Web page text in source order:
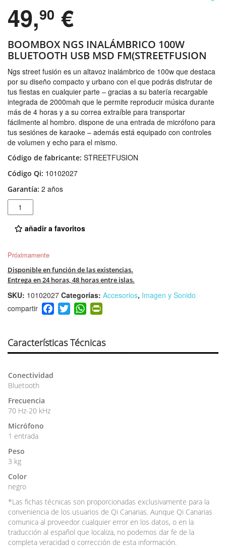
49,90 €
BOOMBOX NGS INALÁMBRICO 100W
BLUETOOTH USB MSD FM(STREETFUSION
Ngs street fusión es un altavoz inalámbrico de 100w que destaca
por su diseño compacto y urbano con el que podrás disfrutar de
tus fiestas en cualquier parte – gracias a su batería recargable
integrada de 2000mah que le permite reproducir música durante
más de 4 horas y a su correa extraíble para transportar
fácilmente al hombro. dispone de una entrada de micrófono para
tus sesiónes de karaoke – además está equipado con controles
de volumen y echo para el mismo.
Código de fabricante: STREETFUSION
Código Qi: 10102027
Garantía: 2 años
Cantidad
añadir a favoritos
Próximamente
Disponible en función de las existencias.
Entrega en 24 horas, 48 horas entre islas.
SKU: 10102027 Categorías: Accesorios, Imagen y Sonido
F
a
e
b
T
wi
er
W
h
s
A
ri
e
Características Técnicas
Conectividad
Bluetooth
Frecuencia
70 Hz-20 kHz
Micrófono
1 entrada
Peso
3 kg
Color
negro
*Las fichas técnicas son proporcionadas exclusivamente para la
conveniencia de los usuarios de Qi Canarias. Aunque Qi Canarias
comunica al proveedor cualquier error en los datos, o en la
traducción al español que localiza, no podemos dar fe de la
completa veracidad o corrección de esta información.